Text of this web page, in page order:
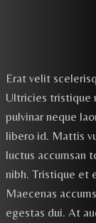
Erat velit
Ultricies tristique
pulvinar neque
libero id. Mattis
luctus accumsan
nibh. Tristique et
Maecenas
egestas dui. At